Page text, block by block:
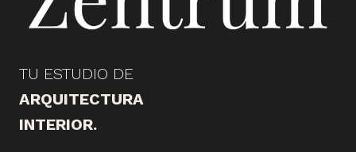
TU ESTUDIO DE
ARQUITECTURA
INTERIOR.